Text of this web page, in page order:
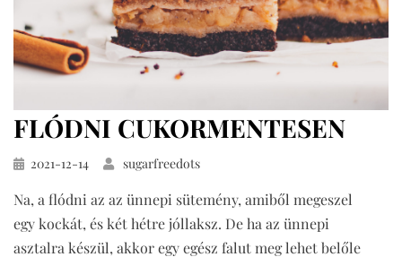
FLÓDNI CUKORMENTESEN
Közzétéve
2021-12-14 sugarfreedots
Na, a flódni az az ünnepi sütemény, amiből megeszel
egy kockát, és két hétre jóllaksz. De ha az ünnepi
asztalra készül, akkor egy egész falut meg lehet belőle